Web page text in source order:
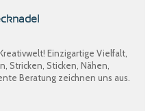
Einzigartige Vielfalt,
Stricken, Sticken, Nähen,
Beratung zeichnen uns aus.